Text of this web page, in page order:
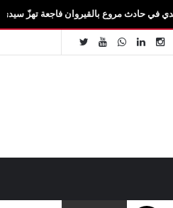
فاجعة تهزّ سيدي بوزيد.. وفاة